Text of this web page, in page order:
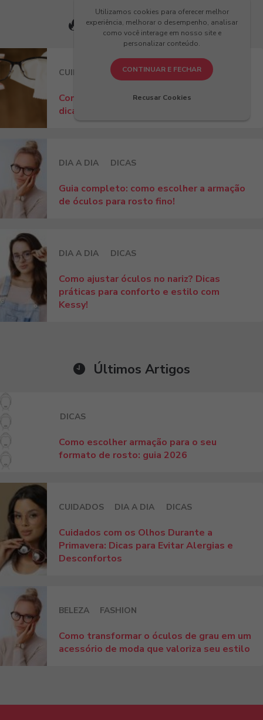
Artigos populares
CUIDADOS DIA A DIA DICAS
Como tirar mancha da lente do óculos:
dicas e produtos essenciais da Kessy!
DIA A DIA DICAS
Guia completo: como escolher a armação
de óculos para rosto fino!
DIA A DIA DICAS
Como ajustar óculos no nariz? Dicas
práticas para conforto e estilo com
Kessy!
Últimos Artigos
DICAS
Como escolher armação para o seu
formato de rosto: guia 2026
CUIDADOS DIA A DIA DICAS
Cuidados com os Olhos Durante a
Primavera: Dicas para Evitar Alergias e
Desconfortos
BELEZA FASHION
Como transformar o óculos de grau em um
acessório de moda que valoriza seu estilo
Utilizamos cookies para oferecer melhor
experiência, melhorar o desempenho, analisar
como você interage em nosso site e
personalizar conteúdo.
CONTINUAR E FECHAR
Recusar Cookies